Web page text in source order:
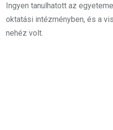
Ingyen tanulhatott az
oktatási intézményben, és a
nehéz volt.